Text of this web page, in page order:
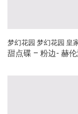
梦幻花园 梦幻花园 皇
甜点碟 – 粉边- 赫